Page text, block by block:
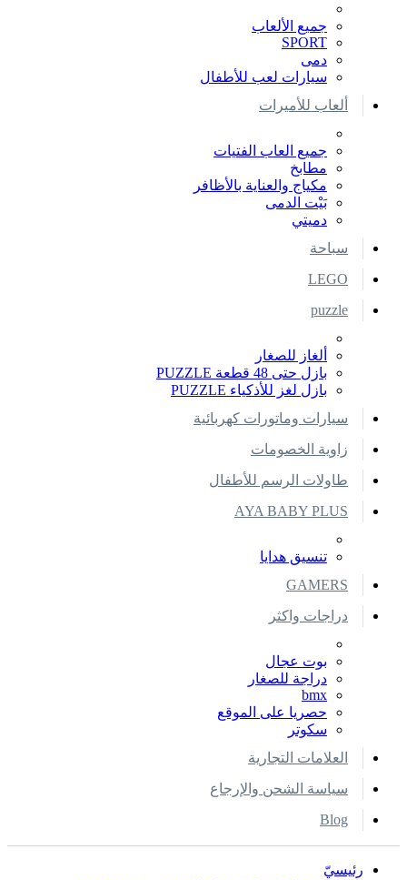
جميع الألعاب
SPORT
دمى
سيارات لعب للأطفال
ألعاب للأميرات
جميع العاب الفتيات
مطابخ
مكياج والعناية بالأظافر
بَيْت الدمى
دميتي
سباحة
LEGO
puzzle
ألغاز للصغار
بازل حتى 48 قطعة PUZZLE
بازل لغز للأذكياء PUZZLE
سيارات وماتورات كهربائية
زاوية الخصومات
طاولات الرسم للأطفال
AYA BABY PLUS
تنسيق هدايا
GAMERS
دراجات واكثر
بوت عجال
دراجة للصغار
bmx
حصريا على الموقع
سكوتر
العلامات التجارية
سياسة الشحن والإرجاع
Blog
رئيسيّ